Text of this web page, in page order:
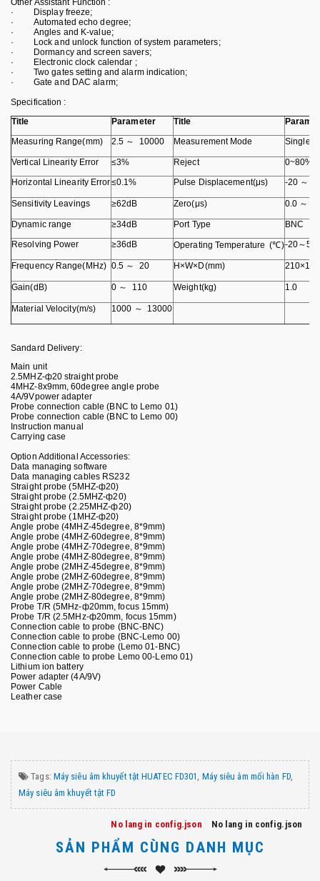
Other Assistant Function :
· Display freeze;
· Automated echo degree;
· Angles and K-value;
· Lock and unlock function of system parameters;
· Dormancy and screen savers;
· Electronic clock calendar ;
· Two gates setting and alarm indication;
· Gate and DAC alarm;
Specification :
Title
Parameter Title
Measuring Range(mm)
2.5 ～ 10000 Measurement Mode Single,
Vertical Linearity Error ≤3% Reject
0~80%
Horizontal Linearity Error≤0.1% Pulse Displacement(μs) -20 ～
Sensitivity Leavings ≥62dB Zero(μs) 0.0 ～
Dynamic range ≥34dB Port Type
BNC
Resolving Power
≥36dB Operating Temperature (℃)-20～50
Frequency Range(MHz) 0.5 ～ 20 H×W×D(mm)
Gain(dB) 0 ～ 110 Weight(kg) 1.0
Material Velocity(m/s) 1000 ～ 13000
Sandard Delivery:
Main unit
2.5MHZ-ф20 straight probe
4MHZ-8x9mm, 60degree angle probe
4A/9Vpower adapter
Probe connection cable (BNC to Lemo 01)
Probe connection cable (BNC to Lemo 00)
Instruction manual
Carrying case
Option Additional Accessories:
Data managing software
Data managing cables RS232
Straight probe (5MHZ-ф20)
Straight probe (2.5MHZ-ф20)
Straight probe (2.25MHZ-ф20)
Straight probe (1MHZ-ф20)
Angle probe (4MHZ-45degree, 8*9mm)
Angle probe (4MHZ-60degree, 8*9mm)
Angle probe (4MHZ-70degree, 8*9mm)
Angle probe (4MHZ-80degree, 8*9mm)
Angle probe (2MHZ-45degree, 8*9mm)
Angle probe (2MHZ-60degree, 8*9mm)
Angle probe (2MHZ-70degree, 8*9mm)
Angle probe (2MHZ-80degree, 8*9mm)
Probe T/R (5MHz-ф20mm, focus 15mm)
Probe T/R (2.5MHz-ф20mm, focus 15mm)
Connection cable to probe (BNC-BNC)
Connection cable to probe (BNC-Lemo 00)
Connection cable to probe (Lemo 01-BNC)
Connection cable to probe Lemo 00-Lemo 01)
Lithium ion battery
Power adapter (4A/9V)
Power Cable
Leather case
Tags: Máy siêu âm khuyết tật HUATEC FD301 , Máy siêu âm mối hàn FD,
Máy siêu âm khuyết tật FD
No lang in config.json No lang in config.json
SẢN PHẨM CÙNG DANH MỤC